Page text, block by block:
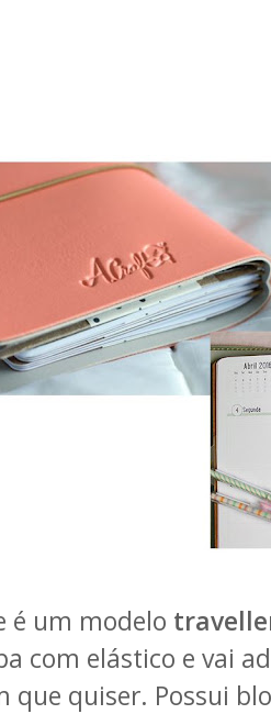
é um modelo
com elástico e vai
que quiser. Possui